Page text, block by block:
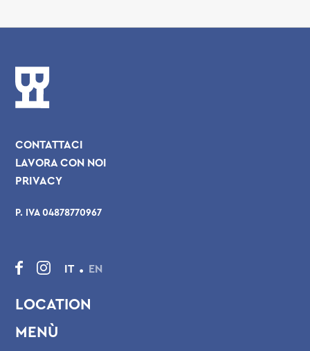
CONTATTACI
LAVORA CON NOI
PRIVACY
P. IVA 04878770967
IT. EN
LOCATION
MENÙ